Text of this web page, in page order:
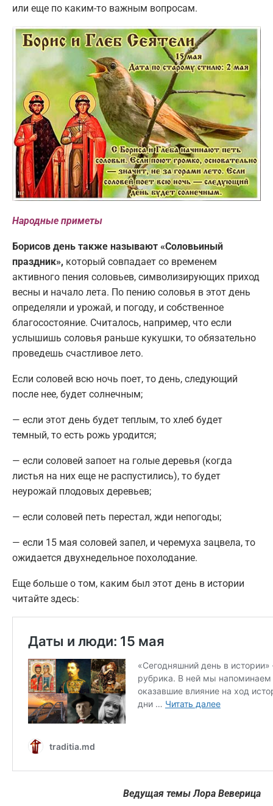
или еще по каким-то важным вопросам.
Народные приметы
Борисов день также называют «Соловьиный
праздник», который совпадает со временем
активного пения соловьев, символизирующих приход
весны и начало лета. По пению соловья в этот день
определяли и урожай, и погоду, и собственное
благосостояние. Считалось, например, что если
услышишь соловья раньше кукушки, то обязательно
проведешь счастливое лето.
Если соловей всю ночь поет, то день, следующий
после нее, будет солнечным;
— если этот день будет теплым, то хлеб будет
темный, то есть рожь уродится;
— если соловей запоет на голые деревья (когда
листья на них еще не распустились), то будет
неурожай плодовых деревьев;
— если соловей петь перестал, жди непогоды;
— если 15 мая соловей запел, и черемуха зацвела, то
ожидается двухнедельное похолодание.
Еще больше о том, каким был этот день в истории
читайте здесь:
Ведущая темы Лора Веверица